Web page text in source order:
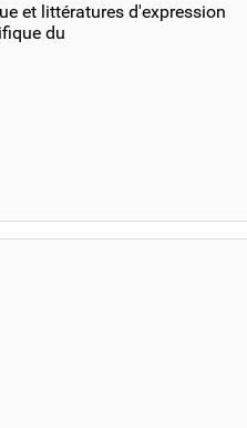
et littératures d'expression
du